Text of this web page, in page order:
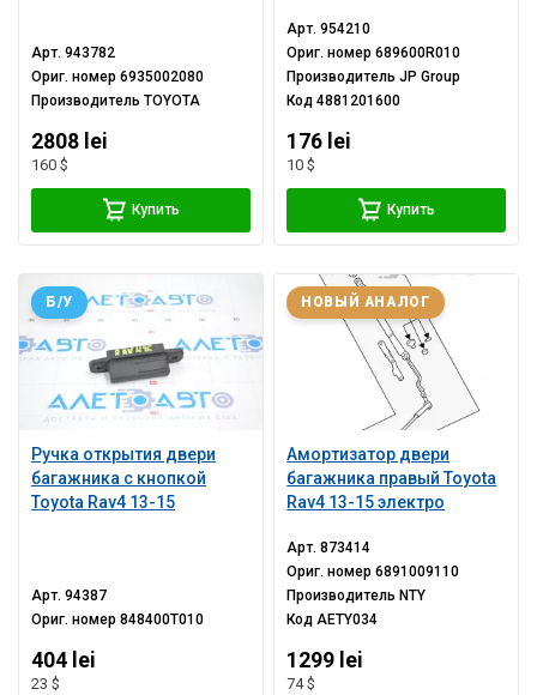
Арт.943782
Ориг. номер6935002080
ПроизводительTOYOTA
2808 lei
160 $
Купить
Арт.954210
Ориг. номер689600R010
ПроизводительJP Group
Код4881201600
176 lei
10 $
Купить
Ручка открытия двери
багажника с кнопкой
Toyota Rav4 13-15
Б/У
Арт.94387
Ориг. номер848400T010
404 lei
23 $
Амортизатор двери
багажника правый Toyota
Rav4 13-15 электро
НОВЫЙ АНАЛОГ
Арт.873414
Ориг. номер6891009110
Производитель NTY
КодAETY034
1299 lei
74 $